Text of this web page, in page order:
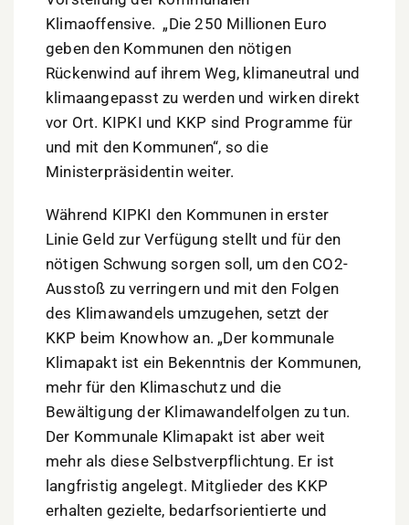
Klimaoffensive. „Die 250 Millionen Euro
geben den Kommunen den nötigen
Rückenwind auf ihrem Weg, klimaneutral und
klimaangepasst zu werden und wirken direkt
vor Ort. KIPKI und KKP sind Programme für
und mit den Kommunen“, so die
Ministerpräsidentin weiter.
Während KIPKI den Kommunen in erster
Linie Geld zur Verfügung stellt und für den
nötigen Schwung sorgen soll, um den CO2-
Ausstoß zu verringern und mit den Folgen
des Klimawandels umzugehen, setzt der
KKP beim Knowhow an. „Der kommunale
Klimapakt ist ein Bekenntnis der Kommunen,
mehr für den Klimaschutz und die
Bewältigung der Klimawandelfolgen zu tun.
Der Kommunale Klimapakt ist aber weit
mehr als diese Selbstverpflichtung. Er ist
langfristig angelegt. Mitglieder des KKP
erhalten gezielte, bedarfsorientierte und